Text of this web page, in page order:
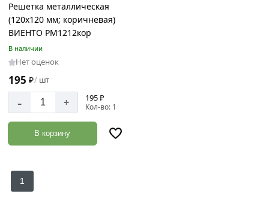
Решетка металлическая
(120x120 мм; коричневая)
ВИЕНТО РМ1212кор
В наличии
Нет оценок
195 ₽/ шт
- + 195 ₽
Кол-во: 1
В корзину
1